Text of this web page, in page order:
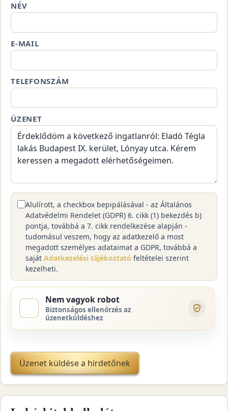
NÉV
E-MAIL
TELEFONSZÁM
ÜZENET
Alulírott, a checkbox bepipálásával - az Általános
Adatvédelmi Rendelet (GDPR) 6. cikk (1) bekezdés b)
pontja, továbbá a 7. cikk rendelkezése alapján -
tudomásul veszem, hogy az adatkezelő a most
megadott személyes adataimat a GDPR, továbbá a
saját Adatkezelési tájékoztató feltételei szerint
kezelheti.
Nem vagyok robot
Biztonságos ellenőrzés az
üzenetküldéshez
Üzenet küldése a hirdetőnek